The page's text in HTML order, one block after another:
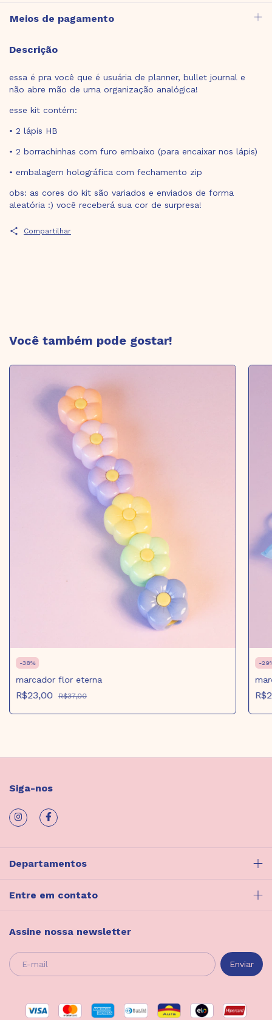
Meios de pagamento
Descrição
essa é pra você que é usuária de planner, bullet journal e
não abre mão de uma organização analógica!
esse kit contém:
• 2 lápis HB
• 2 borrachinhas com furo embaixo (para encaixar nos lápis)
• embalagem holográfica com fechamento zip
obs: as cores do kit são variados e enviados de forma
aleatória :) você receberá sua cor de surpresa!
Compartilhar
Você também pode gostar!
-38%
marcador flor eterna
R$23,00 R$37,00
-29
Siga-nos
Departamentos
Entre em contato
Assine nossa newsletter